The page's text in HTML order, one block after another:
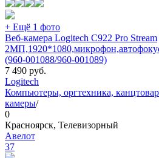
+ Ещё 1 фото
Веб-камера Logitech C922 Pro Stream
(960-001088/960-001089)
7 490 руб.
Logitech
Компьютеры, оргтехника,
камеры/
0
Красноярск, Телевизорный
Авелот
37